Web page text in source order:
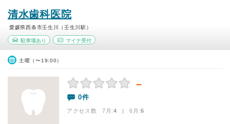
清水歯科医院
愛媛県西条市壬生川（壬生川駅）
駐車場あり マイナ受付
土曜（〜19:00）
－
0件
アクセス数 7月:4 | 6月:6